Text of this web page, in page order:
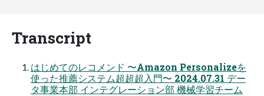
Transcript
はじめてのレコメンド 〜Amazon Personalizeを
使った推薦システム超超超⼊⾨〜 2024.07.31 デー
タ事業本部 インテグレーション部 機械学習チーム